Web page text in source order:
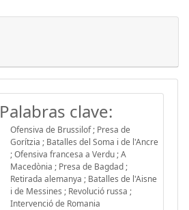
Palabras clave:
Ofensiva de Brussilof ; Presa de
Gorítzia ; Batalles del Soma i de l'Ancre
; Ofensiva francesa a Verdu ; A
Macedònia ; Presa de Bagdad ;
Retirada alemanya ; Batalles de l'Aisne
i de Messines ; Revolució russa ;
Intervenció de Romania